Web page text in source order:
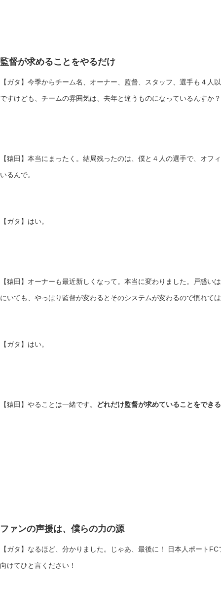
監督が求めることをやるだけ
【ガタ】今季からチーム名、オーナー、監督、スタッフ、選手も４人
ですけども、チームの雰囲気は、去年と違うものになっているんすか？
【猿田】本当にまったく。結局残ったのは、僕と４人の選手で、オフ
いるんで。
【ガタ】はい。
【猿田】オーナーも最近新しくなって。本当に変わりました。戸惑い
にいても、やっぱり監督が変わるとそのシステムが変わるので慣れて
【ガタ】はい。
【猿田】やることは一緒です。 どれだけ監督が求めていることをでき
ファンの声援は、僕らの力の源
【ガタ】なるほど、分かりました。じゃあ、最後に！ 日本人ポート
向けてひと言ください！